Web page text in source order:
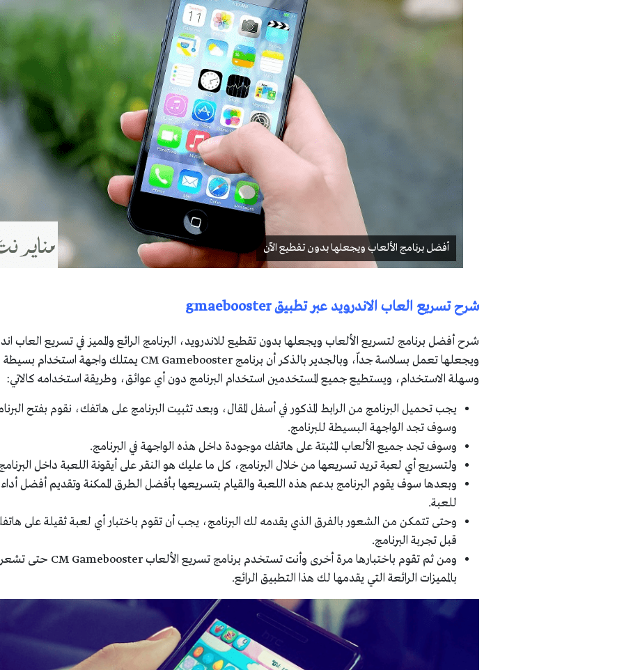
أفضل برنامج الألعاب ويجعلها بدون تقطيع الآن
شرح تسريع العاب الاندرويد عبر تطبيق gmaebooster
شرح أفضل برنامج لتسريع الألعاب ويجعلها بدون تقطيع للاندرويد، البرنامج الرائع والمميز في تسريع العاب
ويجعلها تعمل بسلاسة جداّ، وبالجدير بالذكر أن برنامج CM Gamebooster يمتلك واجهة استخدام بسيطة
وسهلة الاستخدام، ويستطيع جميع المستخدمين استخدام البرنامج دون أي عوائق، وطريقة استخدامه كالاتي:
يجب تحميل البرنامج من الرابط المذكور في أسفل المقال، وبعد تثبيت البرنامج على هاتفك، نقوم بفتح
وسوف تجد الواجهة البسيطة للبرنامج.
وسوف تجد جميع الألعاب المثبتة على هاتفك موجودة داخل هذه الواجهة في البرنامج.
ولتسريع أي لعبة تريد تسريعها من خلال البرنامج، كل ما عليك هو النقر على أيقونة اللعبة داخل
وبعدها سوف يقوم البرنامج بدعم هذه اللعبة والقيام بتسريعها بأفضل الطرق الممكنة وتقديم أفضل أداء
للعبة.
وحتى تتمكن من الشعور بالفرق الذي يقدمه لك البرنامج، يجب أن تقوم باختبار أي لعبة ثقيلة على
قبل تجربة البرنامج.
ومن ثم تقوم باختبارها مرة أخرى وأنت تستخدم برنامج تسريع الألعاب CM Gamebooster حتى تشعر
بالمميزات الرائعة التي يقدمها لك هذا التطبيق الرائع.